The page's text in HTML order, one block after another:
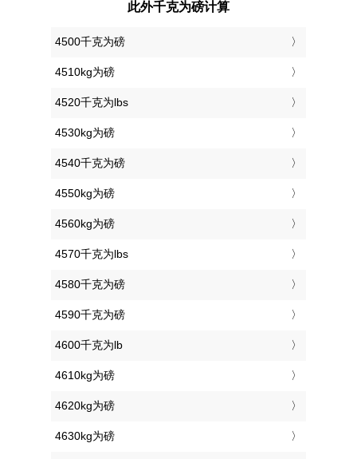
此外千克为磅计算
4500千克为磅
4510kg为磅
4520千克为lbs
4530kg为磅
4540千克为磅
4550kg为磅
4560kg为磅
4570千克为lbs
4580千克为磅
4590千克为磅
4600千克为lb
4610kg为磅
4620kg为磅
4630kg为磅